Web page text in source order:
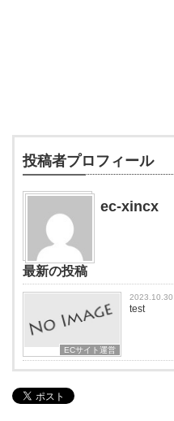
投稿者プロフィール
ec-xincx
最新の投稿
ECサイト運営
2023.10.30
test